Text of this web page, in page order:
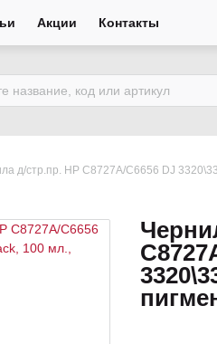
Акции Контакты
д/стр.пр. HP C8727A/C6656 DJ